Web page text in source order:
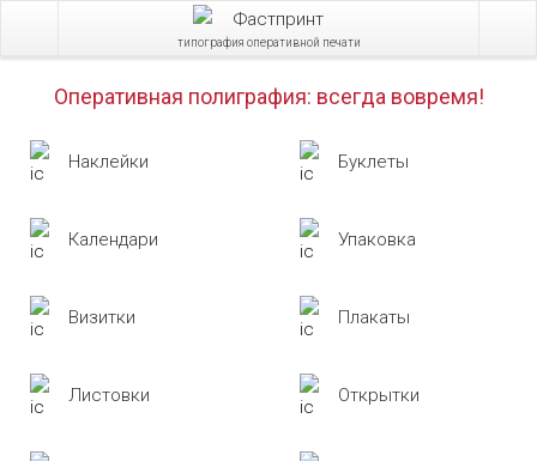
типография оперативной печати
Оперативная полиграфия: всегда вовремя!
Наклейки Буклеты
Календари Упаковка
Визитки Плакаты
Листовки Открытки